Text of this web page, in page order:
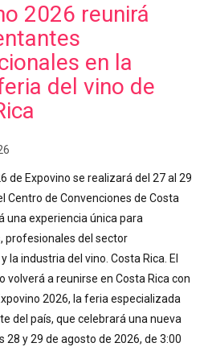
2026 reunirá
en la
del vino de
de Expovino se realizará del 27 al 29
Centro de Convenciones de Costa
una experiencia única para
profesionales del sector
la industria del vino. Costa Rica. El
volverá a reunirse en Costa Rica con
2026, la feria especializada
del país, que celebrará una nueva
28 y 29 de agosto de 2026, de 3:00